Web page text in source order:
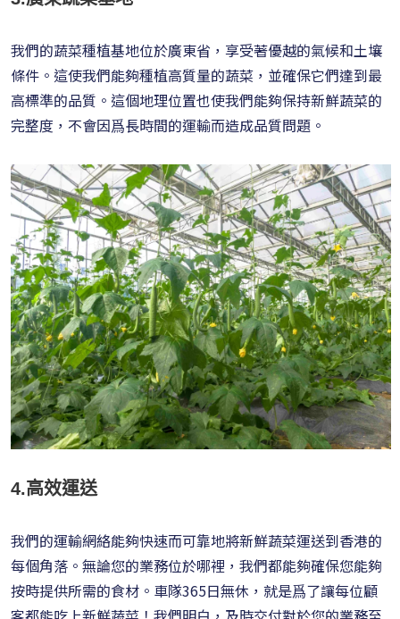
我們的蔬菜種植基地位於廣東省，享受著優越的氣候和土壤
條件。這使我們能夠種植高質量的蔬菜，並確保它們達到最
高標準的品質。這個地理位置也使我們能夠保持新鮮蔬菜的
完整度，不會因爲長時間的運輸而造成品質問題。
4.高效運送
我們的運輸網絡能夠快速而可靠地將新鮮蔬菜運送到香港的
每個角落。無論您的業務位於哪裡，我們都能夠確保您能夠
按時提供所需的食材。車隊365日無休，就是爲了讓每位顧